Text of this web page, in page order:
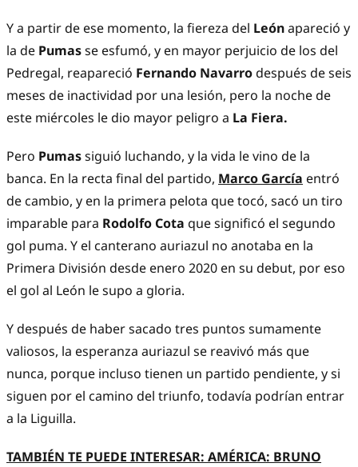
Y a partir de ese momento, la fiereza del Leónapareció y
la de Pumasse esfumó, y en mayor perjuicio de los del
Pedregal, reapareció Fernando Navarrodespués de seis
meses de inactividad por una lesión, pero la noche de
este miércoles le dio mayor peligro a La Fiera.
Pero Pumassiguió luchando, y la vida le vino de la
banca. En la recta final del partido, Marco García entró
de cambio, y en la primera pelota que tocó, sacó un tiro
imparable para Rodolfo Cota que significó el segundo
gol puma. Y el canterano auriazul no anotaba en la
Primera División desde enero 2020 en su debut, por eso
el gol al León le supo a gloria.
Y después de haber sacado tres puntos sumamente
valiosos, la esperanza auriazul se reavivó más que
nunca, porque incluso tienen un partido pendiente, y si
siguen por el camino del triunfo, todavía podrían entrar
a la Liguilla.
TAMBIÉN TE PUEDE INTERESAR: AMÉRICA: BRUNO